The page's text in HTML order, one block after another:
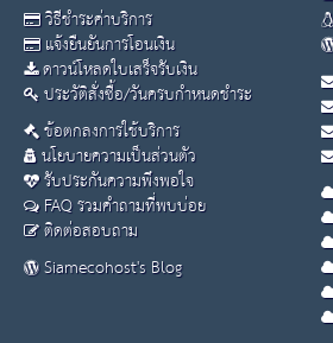
วิธีชำระค่าบริการ
แจ้งยืนยันการโอนเงิน
ดาวน์โหลดใบเสร็จรับเงิน
ประวัติสั่งซื้อ/วันครบกำหนดชำระ
ข้อตกลงการใช้บริการ
นโยบายความเป็นส่วนตัว
รับประกันความพึงพอใจ
FAQ รวมคำถามที่พบบ่อย
ติดต่อสอบถาม
Siamecohost's Blog